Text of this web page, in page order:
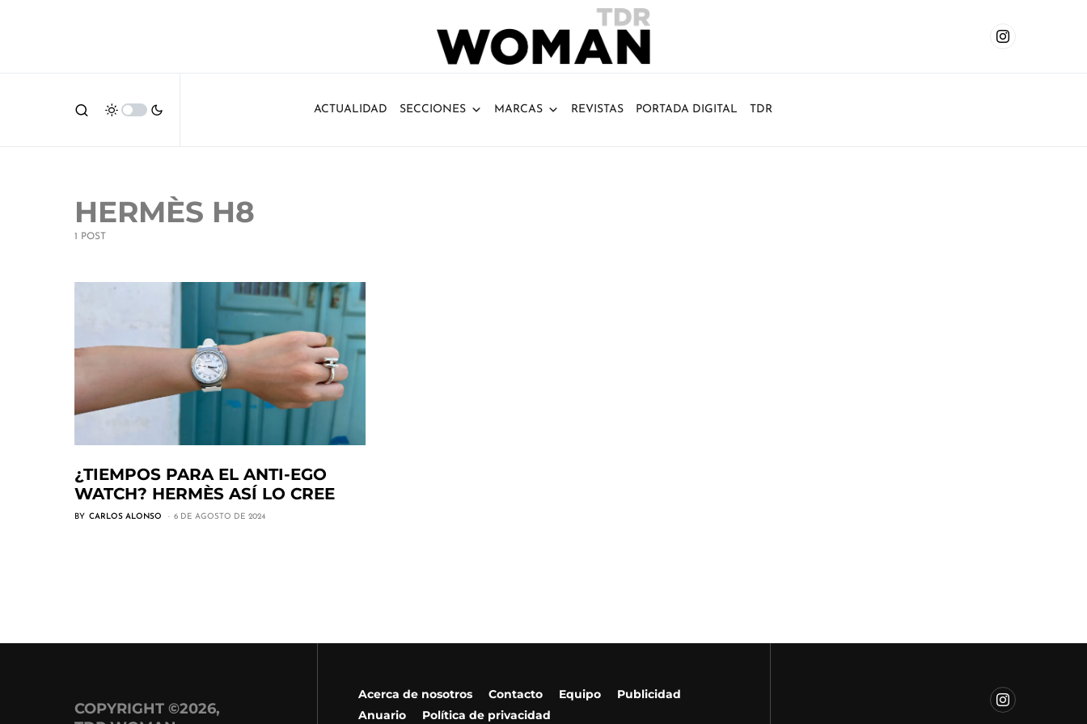
ACTUALIDAD SECCIONES MARCAS REVISTAS PORTADA DIGITAL TDR
HERMÈS H8
1 POST
¿TIEMPOS PARA EL ANTI-EGO
WATCH? HERMÈS ASÍ LO CREE
BY CARLOS ALONSO 6 DE AGOSTO DE 2024
COPYRIGHT ©2026,
Acerca de nosotros Contacto Equipo
Publicidad
Anuario
Política de privacidad